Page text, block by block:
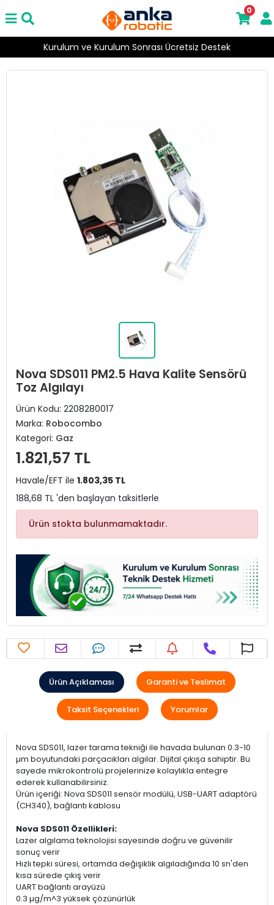
Kurulum ve Kurulum Sonrası Ücretsiz Destek
0
Nova SDS011 PM2.5 Hava Kalite Sensörü
Toz Algılayı
Ürün Kodu: 2208280017
Marka: Robocombo
Kategori: Gaz
1.821,57 TL
Havale/EFT ile 1.803,35 TL
188,68 TL 'den başlayan taksitlerle
Ürün stokta bulunmamaktadır.
Ürün Açıklaması Garanti ve Teslimat
Taksit Seçenekleri Yorumlar
Nova SDS011, lazer tarama tekniği ile havada bulunan 0.3-10
µm boyutundaki parçacıkları algılar. Dijital çıkışa sahiptir. Bu
sayede mikrokontrolü projelerinize kolaylıkla entegre
ederek kullanabilirsiniz.
Ürün içeriği: Nova SDS011 sensör modülü, USB-UART adaptörü
(CH340), bağlantı kablosu
Nova SDS011 Özellikleri:
Lazer algılama teknolojisi sayesinde doğru ve güvenilir
sonuç verir
Hızlı tepki süresi, ortamda değişiklik algıladığında 10 sn'den
kısa sürede çıkış verir
UART bağlantı arayüzü
0.3 µg/m^3 yüksek çözünürlük